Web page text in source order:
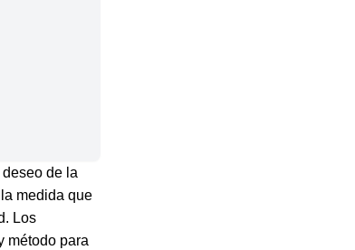
de la
medida que
Los
método para